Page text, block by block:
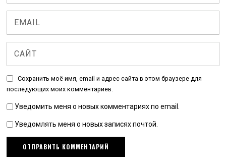
Сохранить моё имя, email и адрес сайта в этом браузере для
последующих моих комментариев.
Уведомить меня о новых комментариях по email.
Уведомлять меня о новых записях почтой.